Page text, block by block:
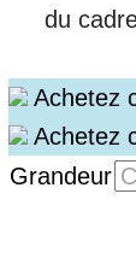
du
Achetez
Achetez
Grandeur